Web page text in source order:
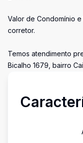
Valor de Condomínio
corretor.
Temos atendimento
Bicalho 1679, bairro